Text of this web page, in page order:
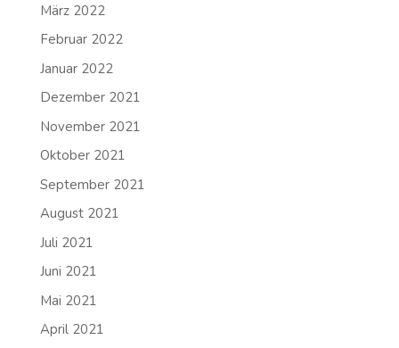
März 2022
Februar 2022
Januar 2022
Dezember 2021
November 2021
Oktober 2021
September 2021
August 2021
Juli 2021
Juni 2021
Mai 2021
April 2021